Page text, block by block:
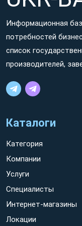
Информационная
потребностей
список
производителей,
Каталоги
Категория
Компании
Услуги
Специалисты
Интернет-магазины
Локации